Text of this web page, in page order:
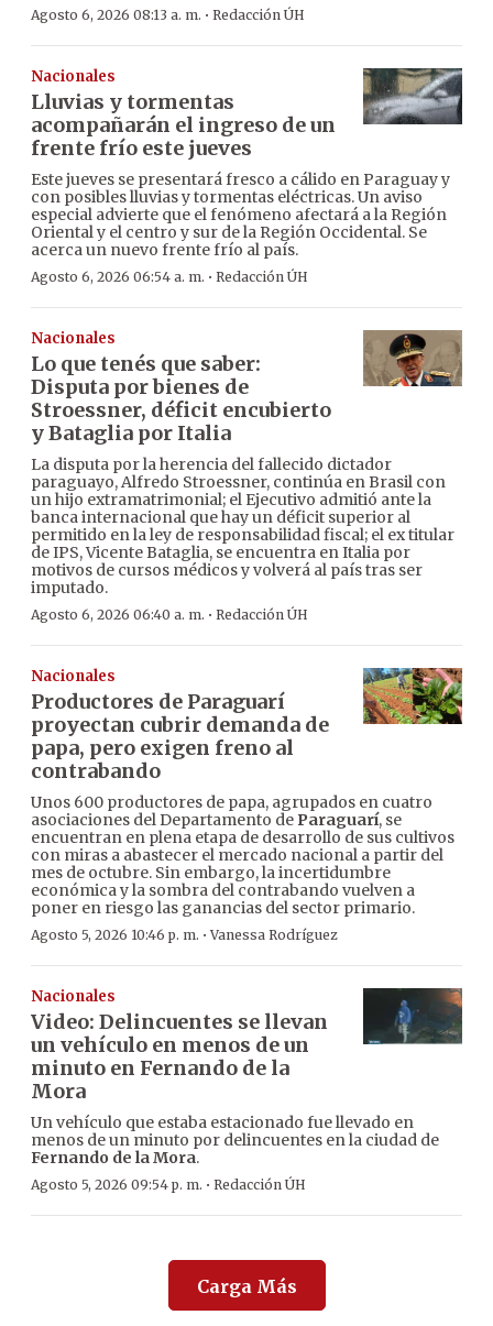
Agosto 6, 2026 08:13 a. m. · Redacción ÚH
Nacionales
Lluvias y tormentas
acompañarán el ingreso de un
frente frío este jueves
Este jueves se presentará fresco a cálido en Paraguay y
con posibles lluvias y tormentas eléctricas. Un aviso
especial advierte que el fenómeno afectará a la Región
Oriental y el centro y sur de la Región Occidental. Se
acerca un nuevo frente frío al país.
Agosto 6, 2026 06:54 a. m. · Redacción ÚH
Nacionales
Lo que tenés que saber:
Disputa por bienes de
Stroessner, déficit encubierto
y Bataglia por Italia
La disputa por la herencia del fallecido dictador
paraguayo, Alfredo Stroessner, continúa en Brasil con
un hijo extramatrimonial; el Ejecutivo admitió ante la
banca internacional que hay un déficit superior al
permitido en la ley de responsabilidad fiscal; el ex titular
de IPS, Vicente Bataglia, se encuentra en Italia por
motivos de cursos médicos y volverá al país tras ser
imputado.
Agosto 6, 2026 06:40 a. m. · Redacción ÚH
Nacionales
Productores de Paraguarí
proyectan cubrir demanda de
papa, pero exigen freno al
contrabando
Unos 600 productores de papa, agrupados en cuatro
asociaciones del Departamento de Paraguarí, se
encuentran en plena etapa de desarrollo de sus cultivos
con miras a abastecer el mercado nacional a partir del
mes de octubre. Sin embargo, la incertidumbre
económica y la sombra del contrabando vuelven a
poner en riesgo las ganancias del sector primario.
Agosto 5, 2026 10:46 p. m. ·Vanessa Rodríguez
Nacionales
Video: Delincuentes se llevan
un vehículo en menos de un
minuto en Fernando de la
Mora
Un vehículo que estaba estacionado fue llevado en
menos de un minuto por delincuentes en la ciudad de
Fernando de la Mora.
Agosto 5, 2026 09:54 p. m. · Redacción ÚH
Carga Más